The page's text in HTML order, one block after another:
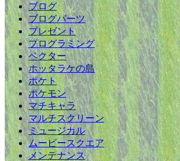
ブログ
ブログパーツ
プレゼント
プログラミング
ベクター
ホッタラケの島
ポケト
ポケモン
マチキャラ
マルチスクリーン
ミュージカル
ムービースクエア
メンテナンス